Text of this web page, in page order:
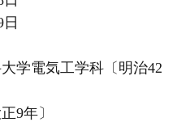
学電気工学科〔明治42
9年〕